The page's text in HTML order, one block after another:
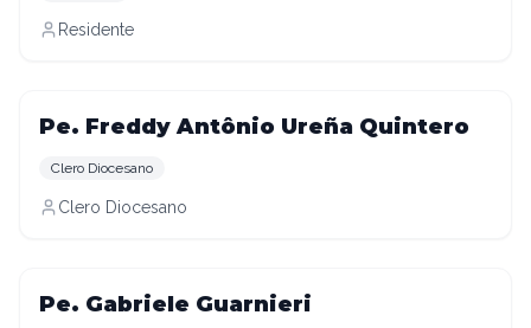
Residente
Pe. Freddy Antônio Ureña Quintero
Clero Diocesano
Clero Diocesano
Pe. Gabriele Guarnieri